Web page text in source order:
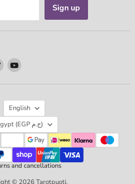
Sign up
Find
us
on
Find
on
Language
English
(EGP ج.م)
and cancellations
© 2026 Tarotpuoti.